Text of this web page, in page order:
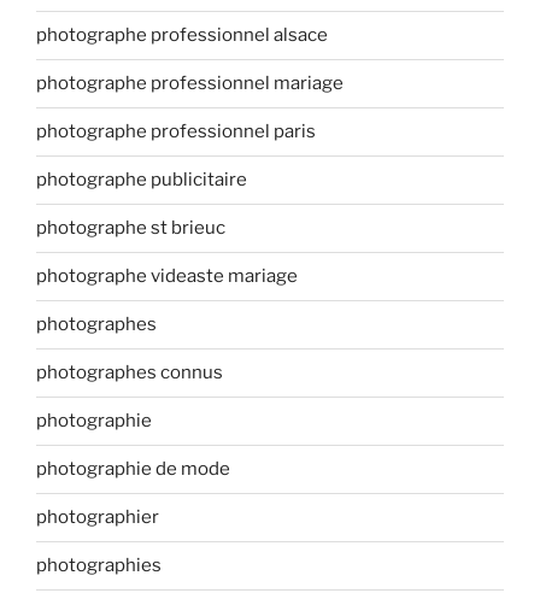
photographe professionnel alsace
photographe professionnel mariage
photographe professionnel paris
photographe publicitaire
photographe st brieuc
photographe videaste mariage
photographes
photographes connus
photographie
photographie de mode
photographier
photographies